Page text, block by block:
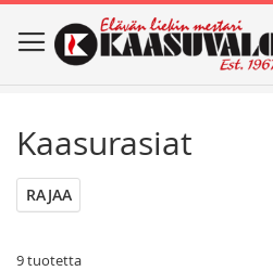
to
Content
Kaasurasiat
9tuotetta
RAJAA